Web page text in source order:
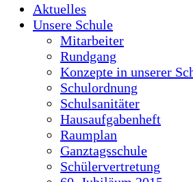
Aktuelles
Unsere Schule
Mitarbeiter
Rundgang
Konzepte in unserer
Schulordnung
Schulsanitäter
Hausaufgabenheft
Raumplan
Ganztagsschule
Schülervertretung